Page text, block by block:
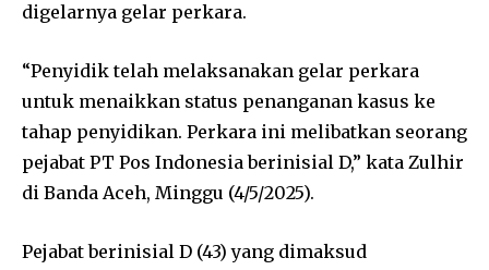
digelarnya gelar perkara.
“Penyidik telah melaksanakan gelar perkara
untuk menaikkan status penanganan kasus ke
tahap penyidikan. Perkara ini melibatkan seorang
pejabat PT Pos Indonesia berinisial D,” kata Zulhir
di Banda Aceh, Minggu (4/5/2025).
Pejabat berinisial D (43) yang dimaksud